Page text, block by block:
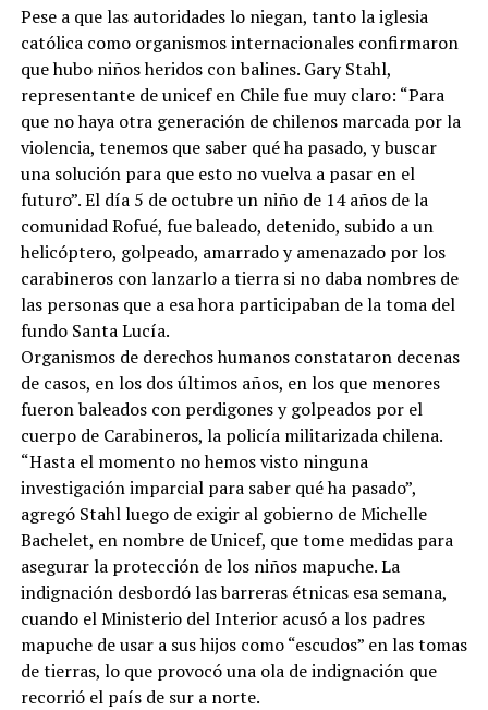
Pese a que las autoridades lo niegan, tanto la iglesia
católica como organismos internacionales confirmaron
que hubo niños heridos con balines. Gary Stahl,
representante de unicef en Chile fue muy claro: “Para
que no haya otra generación de chilenos marcada por la
violencia, tenemos que saber qué ha pasado, y buscar
una solución para que esto no vuelva a pasar en el
futuro”. El día 5 de octubre un niño de 14 años de la
comunidad Rofué, fue baleado, detenido, subido a un
helicóptero, golpeado, amarrado y amenazado por los
carabineros con lanzarlo a tierra si no daba nombres de
las personas que a esa hora participaban de la toma del
fundo Santa Lucía.
Organismos de derechos humanos constataron decenas
de casos, en los dos últimos años, en los que menores
fueron baleados con perdigones y golpeados por el
cuerpo de Carabineros, la policía militarizada chilena.
“Hasta el momento no hemos visto ninguna
investigación imparcial para saber qué ha pasado”,
agregó Stahl luego de exigir al gobierno de Michelle
Bachelet, en nombre de Unicef, que tome medidas para
asegurar la protección de los niños mapuche. La
indignación desbordó las barreras étnicas esa semana,
cuando el Ministerio del Interior acusó a los padres
mapuche de usar a sus hijos como “escudos” en las tomas
de tierras, lo que provocó una ola de indignación que
recorrió el país de sur a norte.